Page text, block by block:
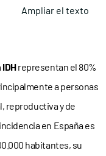
Ampliar el texto
representan el 80%
a personas
reproductiva y de
en España es
habitantes, su